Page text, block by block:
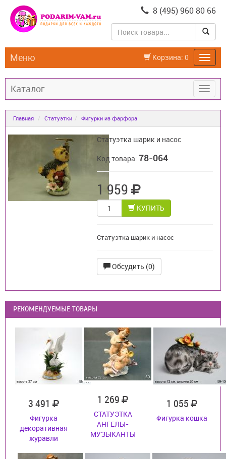
8 (495) 960 80 66
Корзина: 0
Меню
Каталог
Главная Статуэтки Фигурки из фарфора
Статуэтка шарик и насос
Код товара:78-064
1 959
КУПИТЬ
Статуэтка шарик и насос
Обсудить (0)
РЕКОМЕНДУЕМЫЕ ТОВАРЫ
3 491
Фигурка
декоративная
журавли
1 269
СТАТУЭТКА
АНГЕЛЫ-
МУЗЫКАНТЫ
1 055
Фигурка кошка